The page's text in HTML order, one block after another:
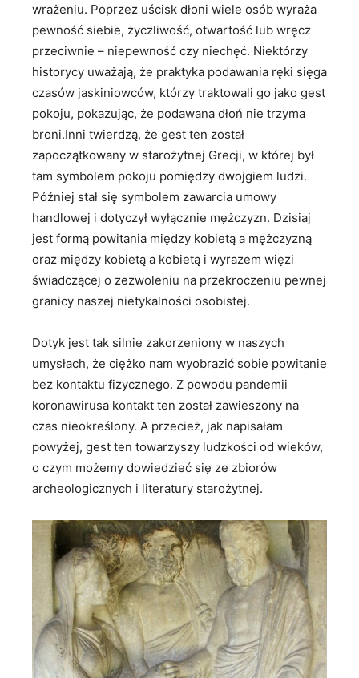
wrażeniu. Poprzez uścisk dłoni wiele osób wyraża
pewność siebie, życzliwość, otwartość lub wręcz
przeciwnie – niepewność czy niechęć. Niektórzy
historycy uważają, że praktyka podawania ręki sięga
czasów jaskiniowców, którzy traktowali go jako gest
pokoju, pokazując, że podawana dłoń nie trzyma
broni.Inni twierdzą, że gest ten został
zapoczątkowany w starożytnej Grecji, w której był
tam symbolem pokoju pomiędzy dwojgiem ludzi.
Później stał się symbolem zawarcia umowy
handlowej i dotyczył wyłącznie mężczyzn. Dzisiaj
jest formą powitania między kobietą a mężczyzną
oraz między kobietą a kobietą i wyrazem więzi
świadczącej o zezwoleniu na przekroczeniu pewnej
granicy naszej nietykalności osobistej.
Dotyk jest tak silnie zakorzeniony w naszych
umysłach, że ciężko nam wyobrazić sobie powitanie
bez kontaktu fizycznego. Z powodu pandemii
koronawirusa kontakt ten został zawieszony na
czas nieokreślony. A przecież, jak napisałam
powyżej, gest ten towarzyszy ludzkości od wieków,
o czym możemy dowiedzieć się ze zbiorów
archeologicznych i literatury starożytnej.